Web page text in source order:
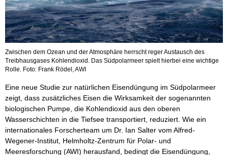
Zwischen dem Ozean und der Atmosphäre herrscht reger Austausch des
Treibhausgases Kohlendioxid. Das Südpolarmeer spielt hierbei eine wichtige
Rolle. Foto: Frank Rödel, AWI
Eine neue Studie zur natürlichen Eisendüngung im Südpolarmeer
zeigt, dass zusätzliches Eisen die Wirksamkeit der sogenannten
biologischen Pumpe, die Kohlendioxid aus den oberen
Wasserschichten in die Tiefsee transportiert, reduziert. Wie ein
internationales Forscherteam um Dr. Ian Salter vom Alfred-
Wegener-Institut, Helmholtz-Zentrum für Polar- und
Meeresforschung (AWI) herausfand, bedingt die Eisendüngung,